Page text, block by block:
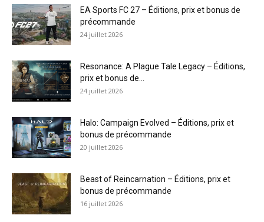
EA Sports FC 27 – Éditions, prix et bonus de
précommande
24 juillet 2026
Resonance: A Plague Tale Legacy – Éditions,
prix et bonus de...
24 juillet 2026
Halo: Campaign Evolved – Éditions, prix et
bonus de précommande
20 juillet 2026
Beast of Reincarnation – Éditions, prix et
bonus de précommande
16 juillet 2026